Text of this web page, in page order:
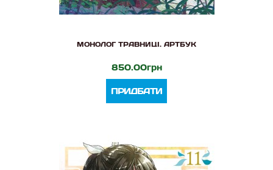
МОНОЛОГ ТРАВНИЦІ. АРТБУК
850.00грн
ПРИДБАТИ